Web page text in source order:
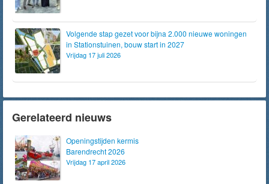
Volgende stap gezet voor bijna 2.000 nieuwe woningen
in Stationstuinen, bouw start in 2027
Vrijdag 17 juli 2026
Gerelateerd nieuws
Openingstijden kermis
Barendrecht 2026
Vrijdag 17 april 2026